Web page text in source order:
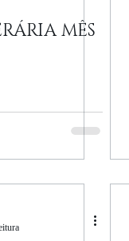
MÊS